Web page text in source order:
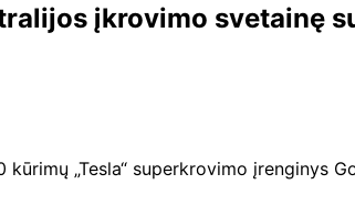
įkrovimo svetainę
„Tesla“ superkrovimo įrenginys